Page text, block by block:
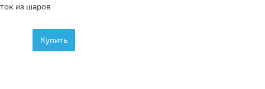
из шаров
Купить